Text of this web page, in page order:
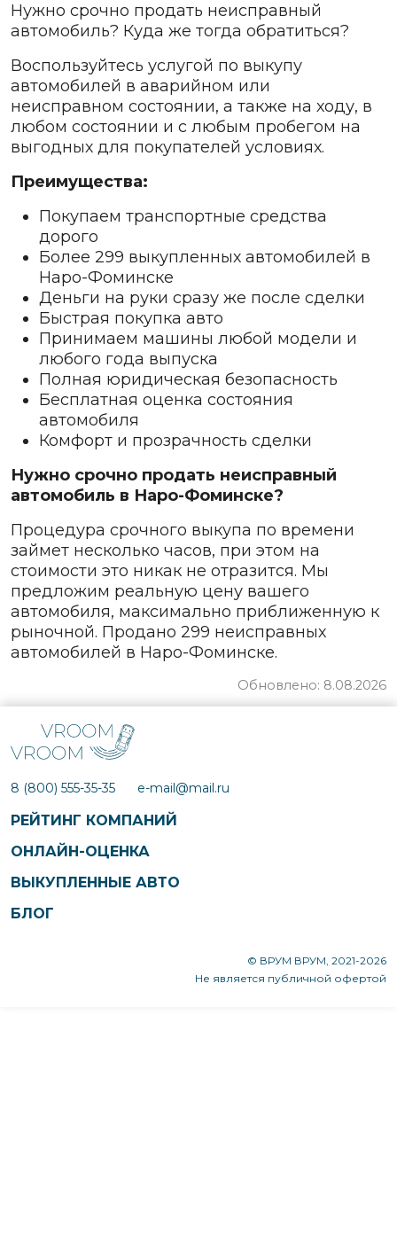
Нужно срочно продать неисправный
автомобиль? Куда же тогда обратиться?
Воспользуйтесь услугой по выкупу
автомобилей в аварийном или
неисправном состоянии, а также на ходу, в
любом состоянии и с любым пробегом на
выгодных для покупателей условиях.
Преимущества:
Покупаем транспортные средства
дорого
Более 299 выкупленных автомобилей в
Наро-Фоминске
Деньги на руки сразу же после сделки
Быстрая покупка авто
Принимаем машины любой модели и
любого года выпуска
Полная юридическая безопасность
Бесплатная оценка состояния
автомобиля
Комфорт и прозрачность сделки
Нужно срочно продать неисправный
автомобиль в Наро-Фоминске?
Процедура срочного выкупа по времени
займет несколько часов, при этом на
стоимости это никак не отразится. Мы
предложим реальную цену вашего
автомобиля, максимально приближенную к
рыночной. Продано 299 неисправных
автомобилей в Наро-Фоминске.
Обновлено: 8.08.2026
РЕЙТИНГ КОМПАНИЙ
ОНЛАЙН-ОЦЕНКА
ВЫКУПЛЕННЫЕ АВТО
БЛОГ
8 (800) 555-35-35 e-mail@mail.ru
© ВРУМ ВРУМ, 2021-2026
Не является публичной офертой